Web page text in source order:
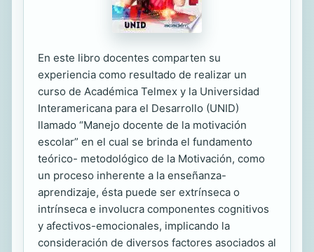
En este libro docentes comparten su
experiencia como resultado de realizar un
curso de Académica Telmex y la Universidad
Interamericana para el Desarrollo (UNID)
llamado “Manejo docente de la motivación
escolar” en el cual se brinda el fundamento
teórico- metodológico de la Motivación, como
un proceso inherente a la enseñanza-
aprendizaje, ésta puede ser extrínseca o
intrínseca e involucra componentes cognitivos
y afectivos-emocionales, implicando la
consideración de diversos factores asociados al